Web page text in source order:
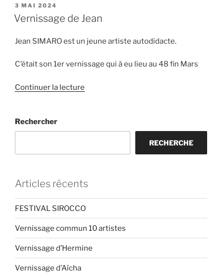
L’Artiste
k6x »
PUBLIÉ
LE
3 MAI 2024
Vernissage de Jean
Jean SIMARO est un jeune artiste autodidacte.
C’était son 1er vernissage qui à eu lieu au 48 fin Mars
Continuer la lecture
Rechercher
RECHERCHE
Articles récents
FESTIVAL SIROCCO
Vernissage commun 10 artistes
Vernissage d’Hermine
Vernissage d’Aïcha